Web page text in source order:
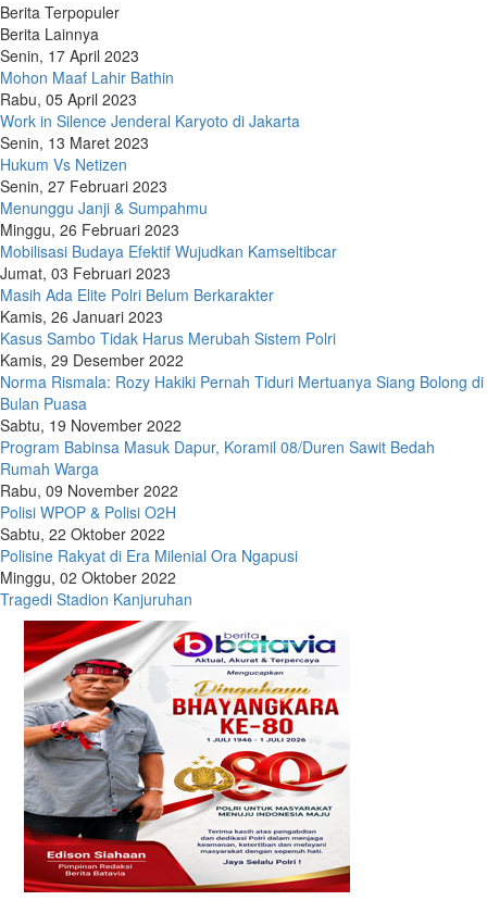
Berita Terpopuler
Berita Lainnya
Senin, 17 April 2023
Mohon Maaf Lahir Bathin
Rabu, 05 April 2023
Work in Silence Jenderal Karyoto di Jakarta
Senin, 13 Maret 2023
Hukum Vs Netizen
Senin, 27 Februari 2023
Menunggu Janji & Sumpahmu
Minggu, 26 Februari 2023
Mobilisasi Budaya Efektif Wujudkan Kamseltibcar
Jumat, 03 Februari 2023
Masih Ada Elite Polri Belum Berkarakter
Kamis, 26 Januari 2023
Kasus Sambo Tidak Harus Merubah Sistem Polri
Kamis, 29 Desember 2022
Norma Rismala: Rozy Hakiki Pernah Tiduri Mertuanya Siang Bolong di
Bulan Puasa
Sabtu, 19 November 2022
Program Babinsa Masuk Dapur, Koramil 08/Duren Sawit Bedah
Rumah Warga
Rabu, 09 November 2022
Polisi WPOP & Polisi O2H
Sabtu, 22 Oktober 2022
Polisine Rakyat di Era Milenial Ora Ngapusi
Minggu, 02 Oktober 2022
Tragedi Stadion Kanjuruhan